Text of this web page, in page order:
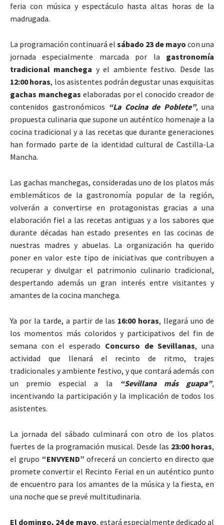
feria con música y espectáculo hasta altas horas de la
madrugada.
La programación continuará el sábado 23 de mayo con una
jornada especialmente marcada por la gastronomía
tradicional manchega y el ambiente festivo. Desde las
12:00 horas, los asistentes podrán degustar unas exquisitas
gachas manchegas elaboradas por el conocido creador de
contenidos gastronómicos “La Cocina de Poblete”, una
propuesta culinaria que supone un auténtico homenaje a la
cocina tradicional y a las recetas que durante generaciones
han formado parte de la identidad cultural de Castilla-La
Mancha.
Las gachas manchegas, consideradas uno de los platos más
emblemáticos de la gastronomía popular de la región,
volverán a convertirse en protagonistas gracias a una
elaboración fiel a las recetas antiguas y a los sabores que
durante décadas han estado presentes en las cocinas de
nuestras madres y abuelas. La organización ha querido
poner en valor este tipo de iniciativas que contribuyen a
recuperar y divulgar el patrimonio culinario tradicional,
despertando además un gran interés entre visitantes y
amantes de la cocina manchega.
Ya por la tarde, a partir de las 16:00 horas, llegará uno de
los momentos más coloridos y participativos del fin de
semana con el esperado Concurso de Sevillanas, una
actividad que llenará el recinto de ritmo, trajes
tradicionales y ambiente festivo, y que contará además con
un premio especial a la
“Sevillana más guapa”,
incentivando la participación y la implicación de todos los
asistentes.
La jornada del sábado culminará con otro de los platos
fuertes de la programación musical. Desde las 23:00 horas,
el grupo “ENVYEND” ofrecerá un concierto en directo que
promete convertir el Recinto Ferial en un auténtico punto
de encuentro para los amantes de la música y la fiesta, en
una noche que se prevé multitudinaria.
El domingo, 24 de mayo, estará especialmente dedicado al